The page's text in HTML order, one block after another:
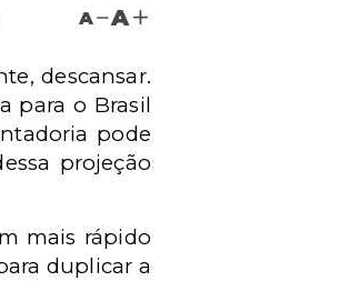
A A
descansar.
para o Brasil
pode
projeção
mais rápido
duplicar a